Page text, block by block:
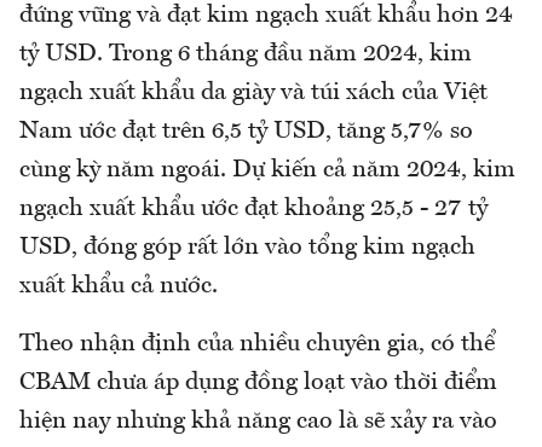
đứng vững và đạt kim ngạch xuất khẩu hơn 24
tỷ USD. Trong 6 tháng đầu năm 2024, kim
ngạch xuất khẩu da giày và túi xách của Việt
Nam ước đạt trên 6,5 tỷ USD, tăng 5,7% so
cùng kỳ năm ngoái. Dự kiến cả năm 2024, kim
ngạch xuất khẩu ước đạt khoảng 25,5 - 27 tỷ
USD, đóng góp rất lớn vào tổng kim ngạch
xuất khẩu cả nước.
Theo nhận định của nhiều chuyên gia, có thể
CBAM chưa áp dụng đồng loạt vào thời điểm
hiện nay nhưng khả năng cao là sẽ xảy ra vào